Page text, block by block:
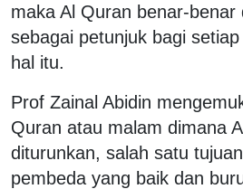
maka Al Quran benar-benar
sebagai petunjuk bagi
hal itu.
Prof Zainal Abidin
Quran atau malam dimana
diturunkan, salah satu
pembeda yang baik dan